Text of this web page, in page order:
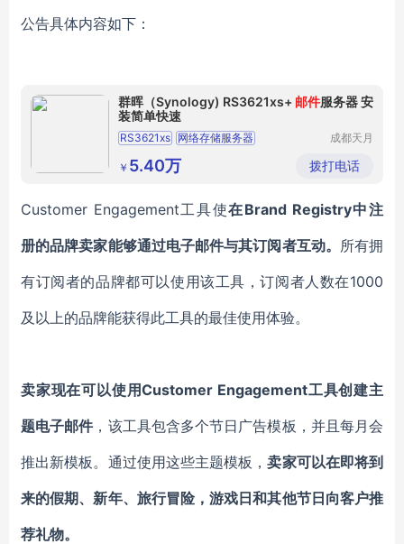
公告具体内容如下：
群晖（Synology) RS3621xs+ 邮件服务器 安
装简单快速
RS3621xs 网络存储服务器
企业级NAS服务器
成都天月
有限公司
￥ 5.40万 拨打电话
Customer Engagement工具使在Brand Registry中注
册的品牌卖家能够通过电子邮件与其订阅者互动。 所有拥
有订阅者的品牌都可以使用该工具 ，订阅者人数在1000
及以上的品牌能获得此工具的最佳使用体验。
卖家现在可以使用Customer Engagement工具创建主
题电子邮件，该工具包含多个节日广告模板 ， 并且 每月会
推出新模板。 通过使用这些主题模板，卖家可以在即将到
来的假期、新年、旅行冒险，游戏日和其他节日向客户推
荐礼物。